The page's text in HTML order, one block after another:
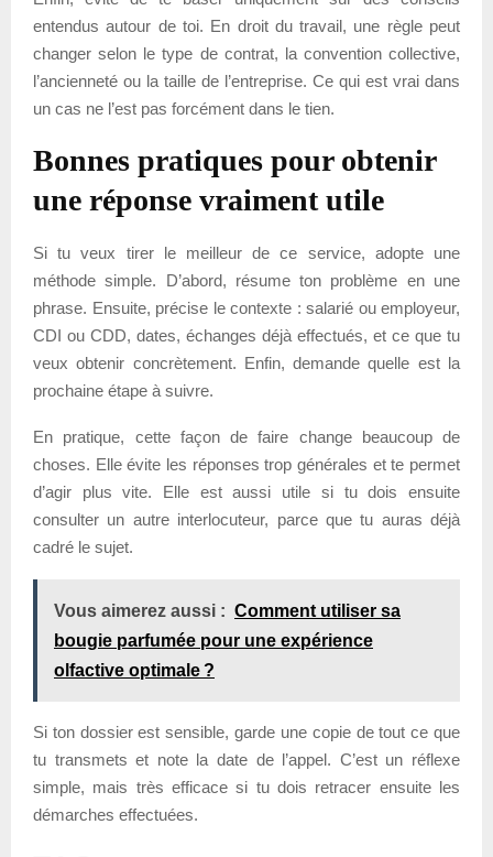
entendus autour de toi. En droit du travail, une règle peut
changer selon le type de contrat, la convention collective,
l’ancienneté ou la taille de l’entreprise. Ce qui est vrai dans
un cas ne l’est pas forcément dans le tien.
Bonnes pratiques pour obtenir
une réponse vraiment utile
Si tu veux tirer le meilleur de ce service, adopte une
méthode simple. D’abord, résume ton problème en une
phrase. Ensuite, précise le contexte : salarié ou employeur,
CDI ou CDD, dates, échanges déjà effectués, et ce que tu
veux obtenir concrètement. Enfin, demande quelle est la
prochaine étape à suivre.
En pratique, cette façon de faire change beaucoup de
choses. Elle évite les réponses trop générales et te permet
d’agir plus vite. Elle est aussi utile si tu dois ensuite
consulter un autre interlocuteur, parce que tu auras déjà
cadré le sujet.
Vous aimerez aussi : Comment utiliser sa
bougie parfumée pour une expérience
olfactive optimale ?
Si ton dossier est sensible, garde une copie de tout ce que
tu transmets et note la date de l’appel. C’est un réflexe
simple, mais très efficace si tu dois retracer ensuite les
démarches effectuées.